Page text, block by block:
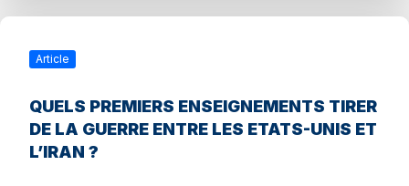
Article
QUELS PREMIERS ENSEIGNEMENTS TIRER
DE LA GUERRE ENTRE LES ETATS-UNIS ET
L’IRAN ?